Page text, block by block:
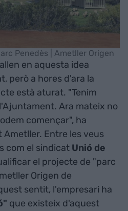
Penedès | Ametller Origen
en aquesta idea
però a hores d'ara la
està aturat. "Tenim
Ara mateix no
començar", ha
Entre les veus
com el sindicat Unió de
el projecte de "parc
Origen de
sentit, l'empresari ha
que existeix d'aquest